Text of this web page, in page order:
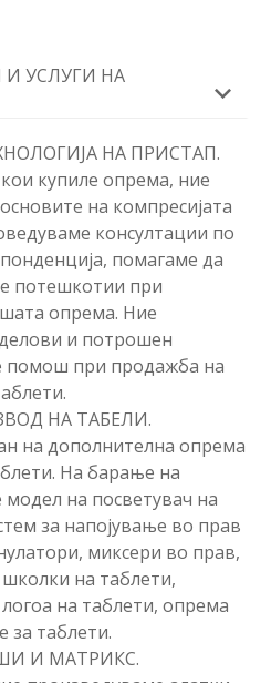
УСЛУГИ НА
НА ПРИСТАП.
купиле опрема, ние
на компресијата
консултации по
помагаме да
потешкотии при
опрема. Ние
и потрошен
помош при продажба на
НА ТАБЕЛИ.
на дополнителна опрема
На барање на
на посветувач на
за напојување во прав
миксери во прав,
на таблети,
на таблети, опрема
за таблети.
И МАТРИКС.